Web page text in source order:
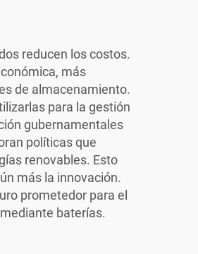
reducen los costos.
más
de almacenamiento.
para la gestión
gubernamentales
políticas que
renovables. Esto
más la innovación.
prometedor para el
baterías.